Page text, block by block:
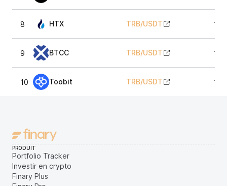
8 HTX TRB/USDT
9 BTCC TRB/USDT
10 Toobit TRB/USDT
PRODUIT
Portfolio Tracker
Investir en crypto
Finary Plus